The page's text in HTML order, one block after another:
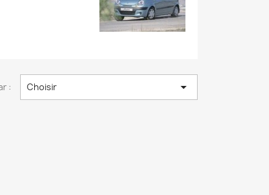
: Choisir 